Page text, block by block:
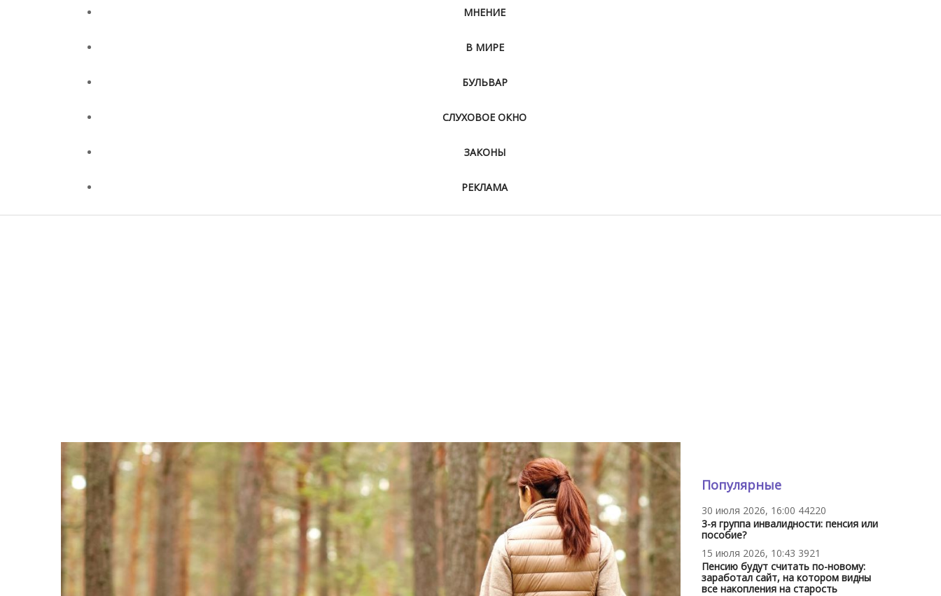
МНЕНИЕ
В МИРЕ
БУЛЬВАР
СЛУХОВОЕ ОКНО
ЗАКОНЫ
РЕКЛАМА
Популярные
30 июля 2026, 16:00 44220
3-я группа инвалидности: пенсия или
пособие?
15 июля 2026, 10:43 3921
Пенсию будут считать по-новому:
заработал сайт, на котором видны
все накопления на старость